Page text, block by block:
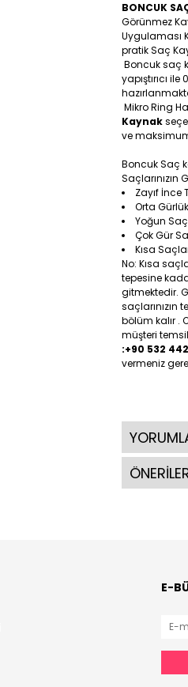
BONCUK
Görünmez
Uygulaması
pratik Saç
Boncuk saç
yapıştırıcı
Mikro Ring
Kaynak
ve
Boncuk Saç
Saçlarınızın
Zayıf İnce
Orta
Yoğun
Çok Gür
Kısa
No: Kısa
tepesine
gitmektedir.
saçlarınızın
bölüm kalır .
müşteri
:+90 532
vermeniz
E-